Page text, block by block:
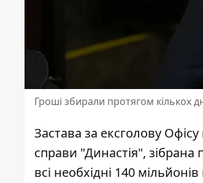
Гроші збирали протягом кількох
Застава за ексголову
справи "Династія",
всі необхідні 140